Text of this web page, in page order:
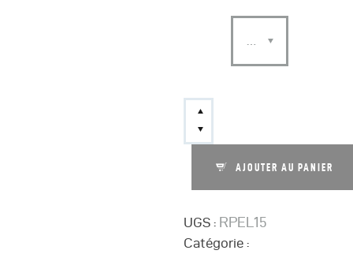
AJOUTER AU PANIER
UGS : RPEL15
Catégorie :